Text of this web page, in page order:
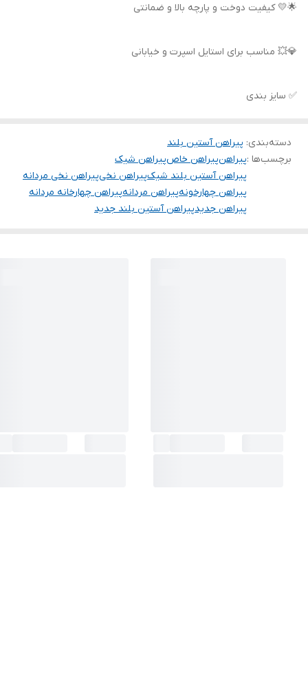
🌟💛 کیفیت دوخت و پارچه بالا و ضمانتی
💎💥 مناسب برای استایل اسپرت و خیابانی
✅ سایز بندی
دسته‌بندی: پیراهن آستین بلند
برچسب‌ها :پیراهنپیراهن خاصپیراهن شیک
پیراهن آستین بلند شیکپیراهن نخیپیراهن نخی مردانه
پیراهن چهارخونهپیراهن مردانهپیراهن چهارخانه مردانه
پیراهن جدیدپیراهن آستین بلند جدید